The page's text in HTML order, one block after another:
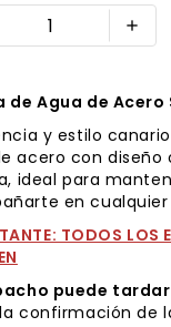
add
de Agua de Acero
y estilo
acero con diseño
ideal para
en
TODOS LOS
puede
confirmación de